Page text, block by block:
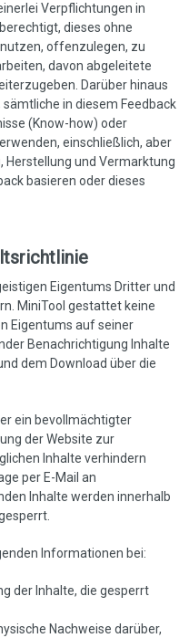
Verpflichtungen in
dieses ohne
offenzulegen, zu
davon abgeleitete
Darüber hinaus
in diesem Feedback
(Know-how) oder
einschließlich, aber
Herstellung und Vermarktung
basieren oder dieses
Eigentums Dritter und
MiniTool gestattet keine
Eigentums auf seiner
Benachrichtigung Inhalte
dem Download über die
ein bevollmächtigter
der Website zur
Inhalte verhindern
per E-Mail an
Inhalte werden innerhalb
Informationen bei:
der Inhalte, die gesperrt
Nachweise darüber,